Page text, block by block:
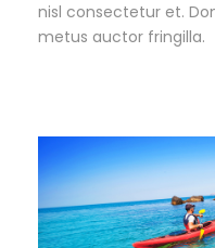
nisl consectetur et.
metus auctor fringilla.